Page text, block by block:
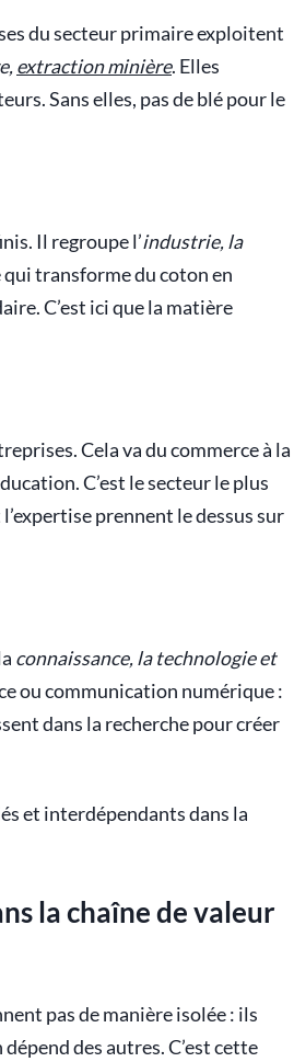
du secteur primaire exploitent
extraction minière. Elles
Sans elles, pas de blé pour le
Il regroupe l’industrie, la
qui transforme du coton en
C’est ici que la matière
Cela va du commerce à la
C’est le secteur le plus
prennent le dessus sur
connaissance, la technologie et
ou communication numérique :
dans la recherche pour créer
et interdépendants dans la
la chaîne de valeur
pas de manière isolée : ils
des autres. C’est cette